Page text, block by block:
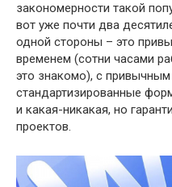
закономерности такой
вот уже почти два
одной стороны – это
временем (сотни часами
это знакомо), с
стандартизированные
и какая-никакая, но
проектов.